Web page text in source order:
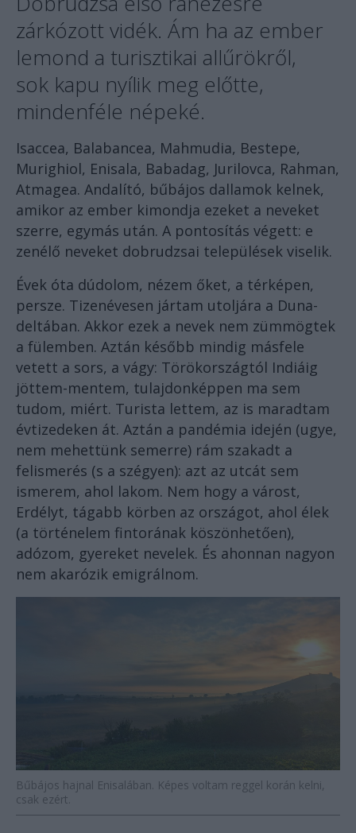
zárkózott vidék. Ám ha az ember
lemond a turisztikai allűrökről,
sok kapu nyílik meg előtte,
mindenféle népeké.
Isaccea, Balabancea, Mahmudia, Bestepe,
Murighiol, Enisala, Babadag, Jurilovca, Rahman,
Atmagea. Andalító, bűbájos dallamok kelnek,
amikor az ember kimondja ezeket a neveket
szerre, egymás után. A pontosítás végett: e
zenélő neveket dobrudzsai települések viselik.
Évek óta dúdolom, nézem őket, a térképen,
persze. Tizenévesen jártam utoljára a Duna-
deltában. Akkor ezek a nevek nem zümmögtek
a fülemben. Aztán később mindig másfele
vetett a sors, a vágy: Törökországtól Indiáig
jöttem-mentem, tulajdonképpen ma sem
tudom, miért. Turista lettem, az is maradtam
évtizedeken át. Aztán a pandémia idején (ugye,
nem mehettünk semerre) rám szakadt a
felismerés (s a szégyen): azt az utcát sem
ismerem, ahol lakom. Nem hogy a várost,
Erdélyt, tágabb körben az országot, ahol élek
(a történelem fintorának köszönhetően),
adózom, gyereket nevelek. És ahonnan nagyon
nem akarózik emigrálnom.
Bűbájos hajnal Enisalában. Képes voltam reggel korán kelni,
csak ezért.